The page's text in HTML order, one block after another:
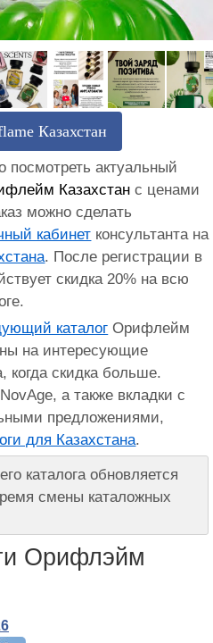
Казахстан
посмотреть актуальный
Казахстан с ценами
можно сделать
кабинет консультанта на
. После регистрации в
скидка 20% на всю
каталог Орифлейм
на интересующие
когда скидка больше.
а также вкладки с
предложениями,
для Казахстана.
каталога обновляется
смены каталожных
Орифлэйм